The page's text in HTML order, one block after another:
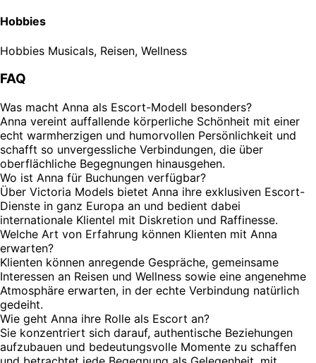
Hobbies
Hobbies Musicals, Reisen, Wellness
FAQ
Was macht Anna als Escort-Modell besonders?
Anna vereint auffallende körperliche Schönheit mit einer
echt warmherzigen und humorvollen Persönlichkeit und
schafft so unvergessliche Verbindungen, die über
oberflächliche Begegnungen hinausgehen.
Wo ist Anna für Buchungen verfügbar?
Über Victoria Models bietet Anna ihre exklusiven Escort-
Dienste in ganz Europa an und bedient dabei
internationale Klientel mit Diskretion und Raffinesse.
Welche Art von Erfahrung können Klienten mit Anna
erwarten?
Klienten können anregende Gespräche, gemeinsame
Interessen an Reisen und Wellness sowie eine angenehme
Atmosphäre erwarten, in der echte Verbindung natürlich
gedeiht.
Wie geht Anna ihre Rolle als Escort an?
Sie konzentriert sich darauf, authentische Beziehungen
aufzubauen und bedeutungsvolle Momente zu schaffen